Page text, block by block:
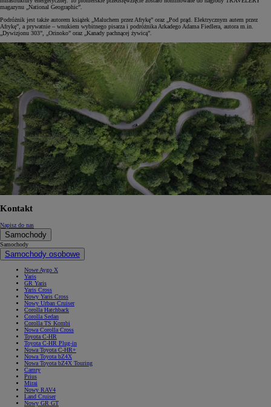
magazynu „National Geographic”.
Podróżnik jest także autorem książek „Maluchem przez Afrykę” oraz „Pod prąd. Elektrycznym autem przez
Afrykę”, a prywatnie – wnukiem wybitnego pisarza i podróżnika Arkadego Adama Fiedlera, autora m.in.
„Dywizjonu 303”, „Orinoko” oraz „Kanady pachnącej żywicą”.
Kontakt
Napisz do nas
Samochody
Samochody
Samochody osobowe
Nowe Aygo X
Yaris
GR Yaris
Yaris Cross
Nowy Yaris Cross
Nowy Urban Cruiser
Corolla Hatchback
Corolla Sedan
Corolla TS Kombi
Nowa Corolla Cross
Toyota C-HR
Toyota C-HR Plug-in
Nowa Toyota C-HR+
Nowa Toyota bZ4X
Nowa Toyota bZ4X Touring
Camry
Prius
Mirai
Nowy RAV4
Land Cruiser
Nowy GR GT